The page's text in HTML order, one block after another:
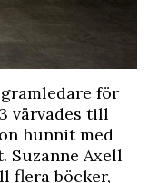
för
värvades till
hunnit med
Suzanne Axell
flera böcker,